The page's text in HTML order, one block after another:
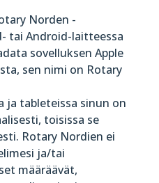
Norden -
tai Android-laitteessa
sovelluksen Apple
sen nimi on Rotary
ja tableteissa sinun on
toisissa se
Rotary Nordien ei
ja/tai
määräävät,